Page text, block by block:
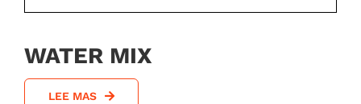
WATER MIX
LEE MAS